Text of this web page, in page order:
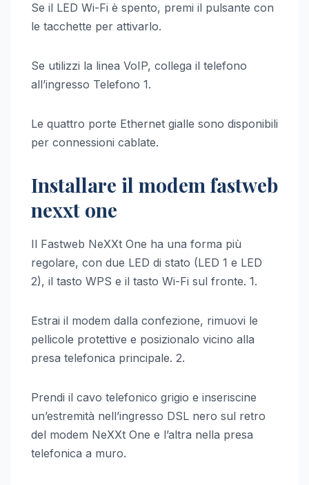
Se il LED Wi-Fi è spento, premi il pulsante con
le tacchette per attivarlo.
Se utilizzi la linea VoIP, collega il telefono
all’ingresso Telefono 1.
Le quattro porte Ethernet gialle sono disponibili
per connessioni cablate.
Installare il modem fastweb
nexxt one
Il Fastweb NeXXt One ha una forma più
regolare, con due LED di stato (LED 1 e LED
2), il tasto WPS e il tasto Wi-Fi sul fronte. 1.
Estrai il modem dalla confezione, rimuovi le
pellicole protettive e posizionalo vicino alla
presa telefonica principale. 2.
Prendi il cavo telefonico grigio e inseriscine
un’estremità nell’ingresso DSL nero sul retro
del modem NeXXt One e l’altra nella presa
telefonica a muro.